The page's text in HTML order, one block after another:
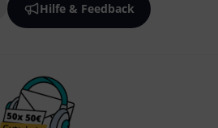
Hilfe & Feedback